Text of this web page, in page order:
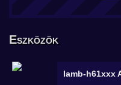
Eszközök
Iamb-h61xxx